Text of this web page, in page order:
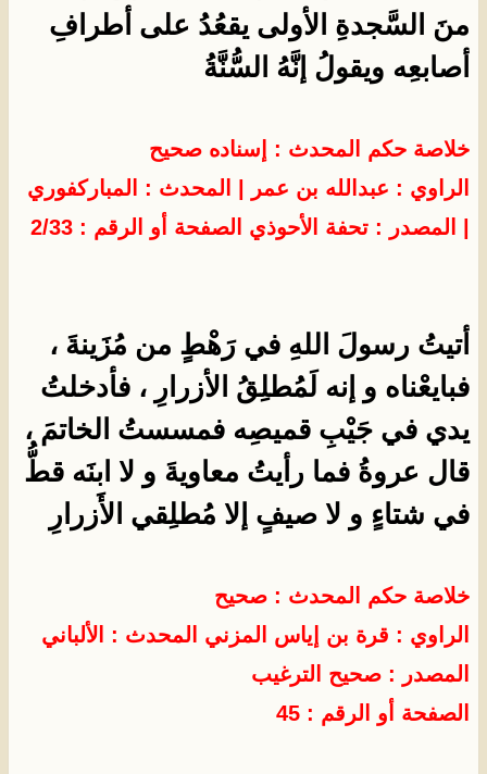
منَ السَّجدةِ الأولى يقعُدُ على أطرافِ
أصابعِه ويقولُ إنَّهُ السُّنَّةُ
خلاصة حكم المحدث : إسناده صحيح
الراوي : عبدالله بن عمر
| المحدث :
المباركفوري
| المصدر : تحفة الأحوذي الصفحة أو الرقم : 2/33
أتيتُ رسولَ اللهِ في رَهْطٍ من مُزَينةَ ،
فبايعْناه و إنه لَمُطلِقُ الأزرارِ ، فأدخلتُ
يدي في جَيْبِ قميصِه فمسستُ الخاتمَ ،
قال عروةُ فما رأيتُ معاويةَ و لا ابنَه قطُّ
في شتاءٍ و لا صيفٍ إلا مُطلِقي الأَزرارِ
خلاصة حكم المحدث : صحيح
الراوي : قرة بن إياس المزني
المحدث :
الألباني
المصدر : صحيح الترغيب
الصفحة أو الرقم : 45